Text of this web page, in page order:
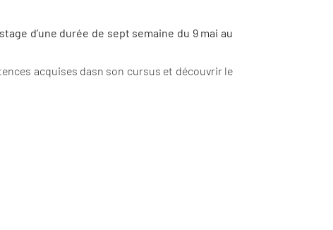
d’une durée de sept semaine du 9 mai au
acquises dasn son cursus et découvrir le